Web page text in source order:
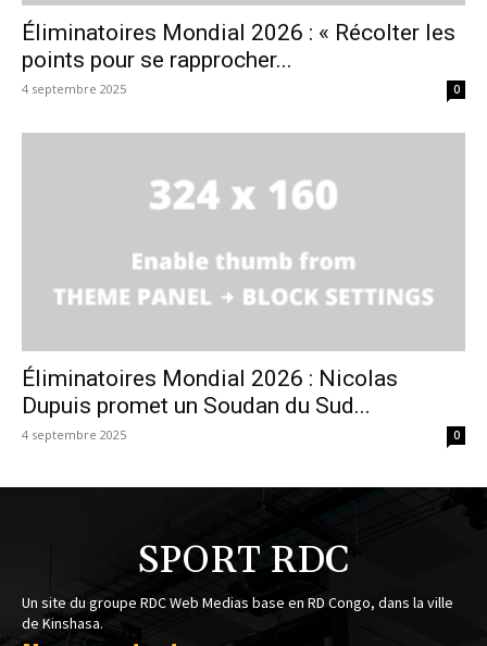
Éliminatoires Mondial 2026 : « Récolter les
points pour se rapprocher...
4 septembre 2025 0
Éliminatoires Mondial 2026 : Nicolas
Dupuis promet un Soudan du Sud...
4 septembre 2025 0
SPORT RDC
Un site du groupe RDC Web Medias base en RD Congo, dans la ville
de Kinshasa.